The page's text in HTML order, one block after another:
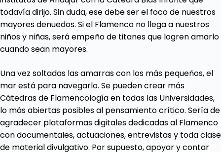
todavía dirijo. Sin duda, ese debe ser el foco de nuestros
mayores denuedos. Si el Flamenco no llega a nuestros
niños y niñas, será empeño de titanes que logren amarlo
cuando sean mayores.
Una vez soltadas las amarras con los más pequeños, el
mar está para navegarlo. Se pueden crear más
Cátedras de Flamencología en todas las Universidades,
lo más abiertas posibles al pensamiento crítico. Sería de
agradecer plataformas digitales dedicadas al Flamenco
con documentales, actuaciones, entrevistas y toda clase
de material divulgativo. Por supuesto, apoyar y contar